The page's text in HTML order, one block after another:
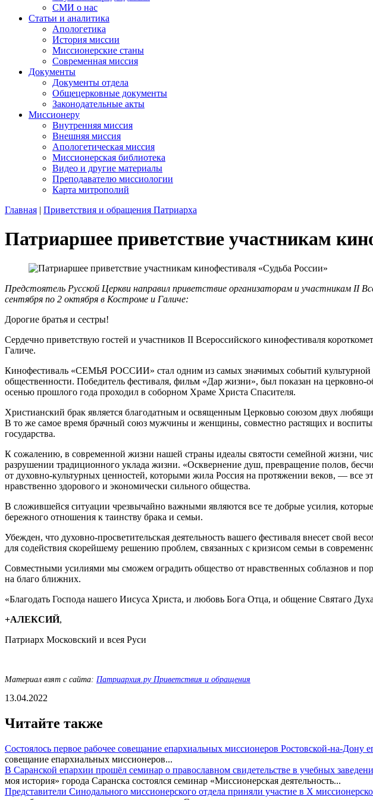
СМИ о нас
Статьи и аналитика
Апологетика
История миссии
Миссионерские станы
Современная миссия
Документы
Документы отдела
Общецерковные документы
Законодательные акты
Миссионеру
Внутренняя миссия
Внешняя миссия
Апологетическая миссия
Миссионерская библиотека
Видео и другие материалы
Преподавателю миссиологии
Карта митрополий
Главная | Приветствия и обращения Патриарха
Патриаршее приветствие участникам
Предстоятель Русской Церкви направил приветствие организаторам и участникам II
сентября по 2 октября в Костроме и Галиче:
Дорогие братья и сестры!
Сердечно приветствую гостей и участников II Всероссийского кинофестиваля
Галиче.
Кинофестиваль «СЕМЬЯ РОССИИ» стал одним из самых значимых событий культурной
общественности. Победитель фестиваля, фильм «Дар жизни», был показан на
осенью прошлого года проходил в соборном Храме Христа Спасителя.
Христианский брак является благодатным и освященным Церковью союзом двух
В то же самое время брачный союз мужчины и женщины, совместно растящих и
государства.
К сожалению, в современной жизни нашей страны идеалы святости семейной
разрушении традиционного уклада жизни. «Осквернение душ, превращение полов,
от духовно-культурных ценностей, которыми жила Россия на протяжении веков, — все
нравственно здорового и экономически сильного общества.
В сложившейся ситуации чрезвычайно важными являются все те добрые усилия,
бережного отношения к таинству брака и семьи.
Убежден, что духовно-просветительская деятельность вашего фестиваля внесет свой
для содействия скорейшему решению проблем, связанных с кризисом семьи в
Совместными усилиями мы сможем оградить общество от нравственных соблазнов и
на благо ближних.
«Благодать Господа нашего Иисуса Христа, и любовь Бога Отца, и общение Святаго
+АЛЕКСИЙ,
Патриарх Московский и всея Руси
Материал взят с сайта: Патриархия.ру Приветствия и обращения
13.04.2022
Читайте также
Состоялось первое рабочее совещание епархиальных миссионеров Ростовской-на-Дону
совещание епархиальных миссионеров...
В Саранской епархии прошёл семинар о православном свидетельстве в учебных
моя история» города Саранска состоялся семинар «Миссионерская деятельность...
Представители Синодального миссионерского отдела приняли участие в X